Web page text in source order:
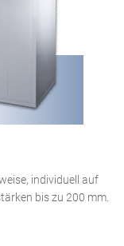
individuell auf
bis zu 200 mm.